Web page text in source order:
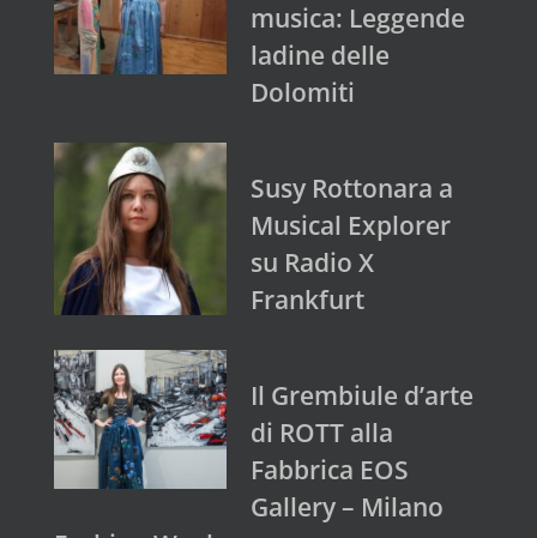
musica: Leggende
ladine delle
Dolomiti
Susy Rottonara a
Musical Explorer
su Radio X
Frankfurt
Il Grembiule d’arte
di ROTT alla
Fabbrica EOS
Gallery – Milano